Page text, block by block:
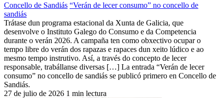
Concello de Sandiás “Verán de lecer consumo” no concello de
sandiás
Trátase dun programa estacional da Xunta de Galicia, que
desenvolve o Instituto Galego do Consumo e da Competencia
durante o verán 2026. A campaña ten como obxectivo ocupar o
tempo libre do verán dos rapazas e rapaces dun xeito lúdico e ao
mesmo tempo instrutivo. Así, a través do concepto de lecer
responsable, trabállanse diversas […] La entrada “Verán de lecer
consumo” no concello de sandiás se publicó primero en Concello de
Sandiás.
27 de julio de 2026 1 min lectura